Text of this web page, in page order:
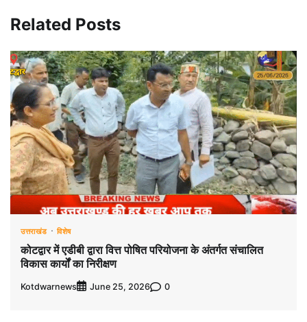
Related Posts
उत्तराखंड विशेष
कोटद्वार में एडीबी द्वारा वित्त पोषित परियोजना के अंतर्गत संचालित
विकास कार्यों का निरीक्षण
Kotdwarnews June 25, 2026 0